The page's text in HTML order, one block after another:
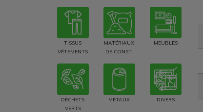
TISSUS
VÊTEMENTS
MATÉRIAUX
DE CONST.
MEUBLES
DÉCHETS
VERTS
MÉTAUX DIVERS